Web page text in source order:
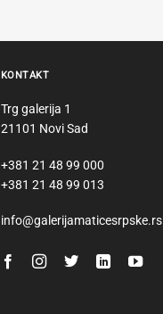
KONTAKT
Trg galerija 1
21101 Novi Sad
+381 21 48 99 000
+381 21 48 99 013
info@galerijamaticesrpske.rs